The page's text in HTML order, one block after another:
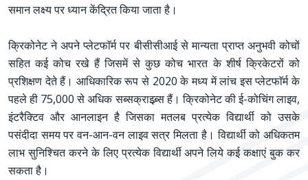
समान लक्ष्य पर ध्यान केंद्रित किया जाता है।
क्रिकोनेट ने अपने प्लेटफाॅर्म पर बीसीसीआई से मान्यता प्राप्त अनुभवी कोचों
सहित कई कोच रखे हैं जिसमें से कुछ कोच भारत के शीर्ष क्रिकेटरों को
प्रशिक्षण देते हैं। आधिकारिक रूप से 2020 के मध्य में लांच इस प्लेटफाॅर्म के
पहले ही 75,000 से अधिक सब्सक्राइब्र्स हैं। क्रिकोनेट की ई-कोचिंग लाइव,
इंटरैक्टिव और आनलाइन है जिसका मतलब प्रत्येक विद्यार्थी को उसके
पसंदीदा समय पर वन-आन-वन लाइव सत्र मिलता है। विद्यार्थी को अधिकतम
लाभ सुनिश्चित करने के लिए प्रत्येक विद्यार्थी अपने लिये कई कक्षाएं बुक कर
सकता है।